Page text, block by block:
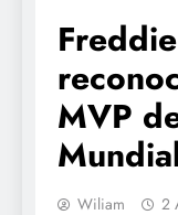
MVP
Wiliam
2